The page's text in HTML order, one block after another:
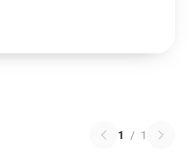
1 / 1